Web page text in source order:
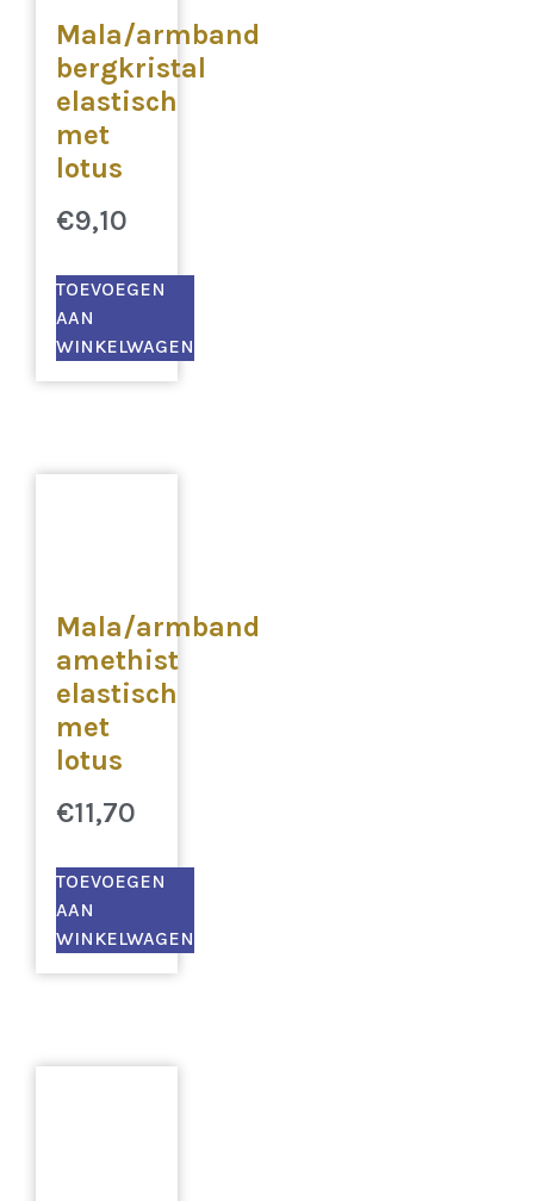
Mala/armband
bergkristal
elastisch
met
lotus
€9,10
TOEVOEGEN
AAN
WINKELWAGEN
Mala/armband
amethist
elastisch
met
lotus
€11,70
TOEVOEGEN
AAN
WINKELWAGEN